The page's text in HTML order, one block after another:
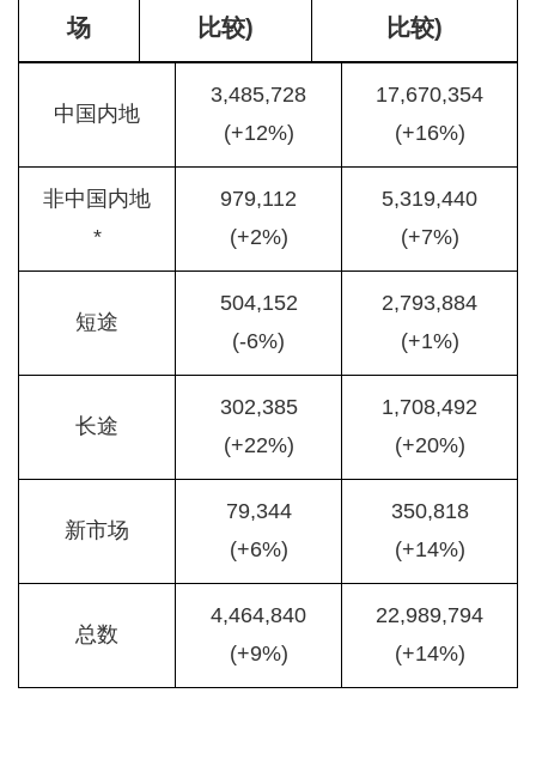
场
比较)
比较)
中国内地
3,485,728
(+12%)
17,670,354
(+16%)
非中国内地
*
979,112
(+2%)
5,319,440
(+7%)
短途
504,152
(-6%)
2,793,884
(+1%)
长途
302,385
(+22%)
1,708,492
(+20%)
新市场
79,344
(+6%)
350,818
(+14%)
总数
4,464,840
(+9%)
22,989,794
(+14%)